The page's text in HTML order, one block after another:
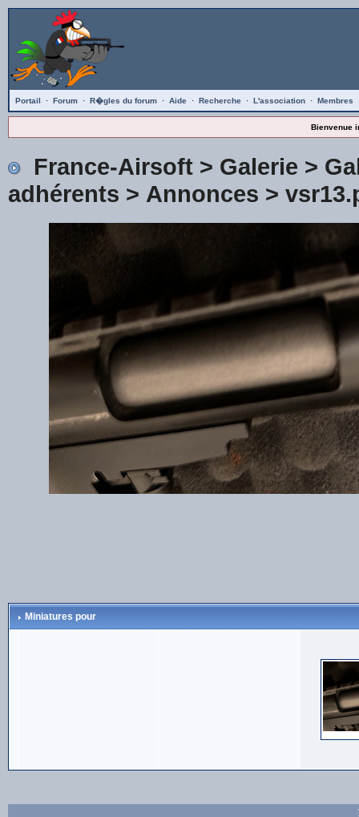
Portail · Forum · R�gles du forum · Aide · Recherche · L'association · Membres
Bienvenue
France-Airsoft> Galerie >
adhérents > Annonces >
Miniatures pour